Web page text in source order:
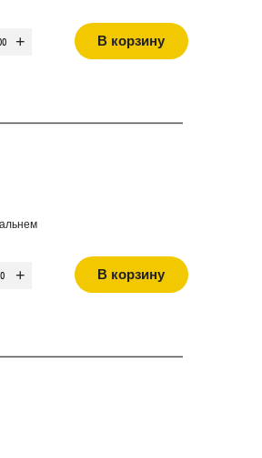
+ В корзину
+ В корзину